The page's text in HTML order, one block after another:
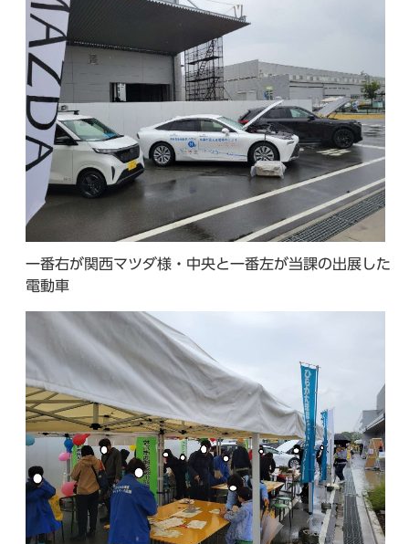
一番右が関西マツダ様・中央と一番左が当課の出展した
電動車